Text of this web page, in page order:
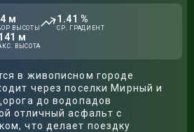
м
ВЫСОТЫ
1.41 %
СР. ГРАДИЕНТ
м
ВЫСОТА
в живописном городе
через поселки Мирный и
до водопадов
отличный асфальт с
что делает поездку